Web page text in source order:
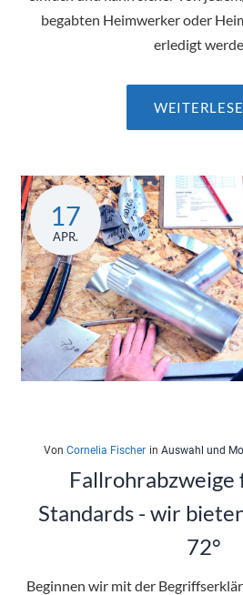
begabten Heimwerker oder
erledigt
17
APR.
Von Cornelia Fischer in Auswahl und
Fallrohrabzweige
Standards - wir
72°
Beginnen wir mit der